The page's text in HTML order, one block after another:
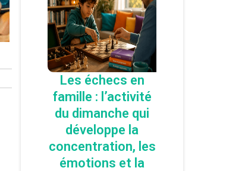
Les échecs en
famille : l’activité
du dimanche qui
développe la
concentration, les
émotions et la